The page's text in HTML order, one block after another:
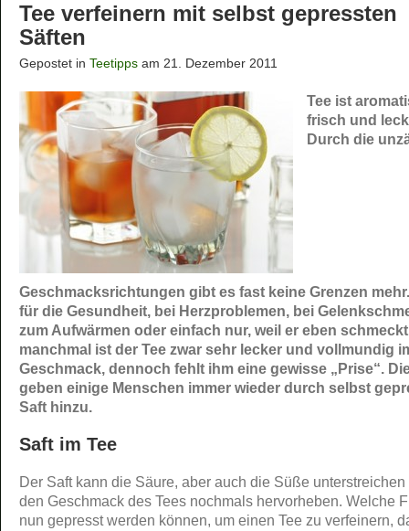
Tee verfeinern mit selbst gepressten
Säften
Gepostet in Teetipps am 21. Dezember 2011
Tee ist
frisch und
Durch die
Geschmacksrichtungen gibt es fast keine Grenzen
für die Gesundheit, bei Herzproblemen, bei
zum Aufwärmen oder einfach nur, weil er eben
manchmal ist der Tee zwar sehr lecker und vollmundig
Geschmack, dennoch fehlt ihm eine gewisse „Prise“.
geben einige Menschen immer wieder durch selbst
Saft hinzu.
Saft im Tee
Der Saft kann die Säure, aber auch die Süße unterstreichen
den Geschmack des Tees nochmals hervorheben. Welche
nun gepresst werden können, um einen Tee zu verfeinern,